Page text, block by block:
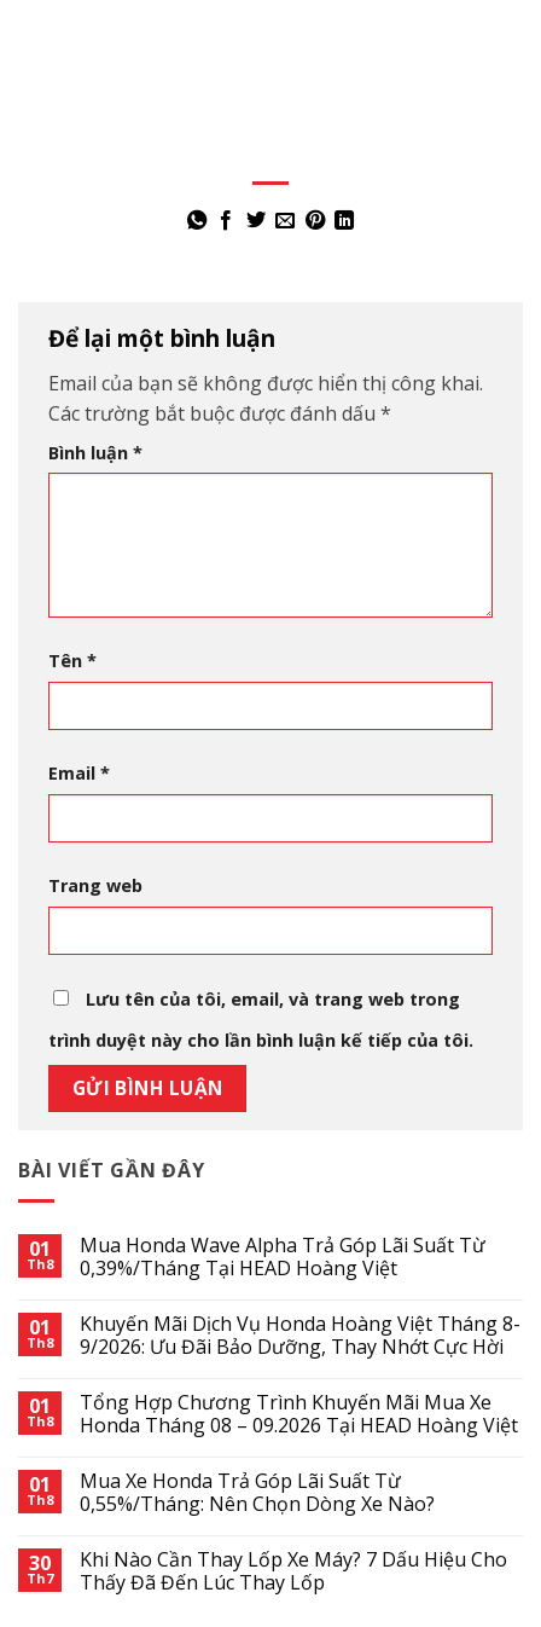
BÀI VIẾT GẦN ĐÂY
01
Th8
Mua Honda Wave Alpha Trả Góp Lãi Suất Từ
0,39%/Tháng Tại HEAD Hoàng Việt
01
Th8
Khuyến Mãi Dịch Vụ Honda Hoàng Việt Tháng 8-
9/2026: Ưu Đãi Bảo Dưỡng, Thay Nhớt Cực Hời
01
Th8
Tổng Hợp Chương Trình Khuyến Mãi Mua Xe
Honda Tháng 08 – 09.2026 Tại HEAD Hoàng Việt
01
Th8
Mua Xe Honda Trả Góp Lãi Suất Từ
0,55%/Tháng: Nên Chọn Dòng Xe Nào?
30
Th7
Khi Nào Cần Thay Lốp Xe Máy? 7 Dấu Hiệu Cho
Thấy Đã Đến Lúc Thay Lốp
Để lại một bình luận
Email của bạn sẽ không được hiển thị công khai.
Các trường bắt buộc được đánh dấu *
Bình luận *
Tên *
Email *
Trang web
Lưu tên của tôi, email, và trang web trong
trình duyệt này cho lần bình luận kế tiếp của tôi.